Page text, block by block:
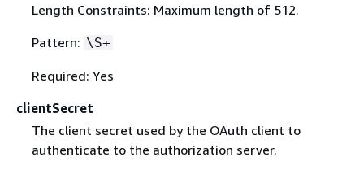
Length Constraints: Maximum length of 512.
Pattern: \S+
Required: Yes
clientSecret
The client secret used by the OAuth client to
authenticate to the authorization server.